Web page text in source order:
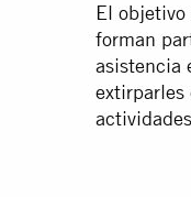
El
forman
asistencia
extirparles